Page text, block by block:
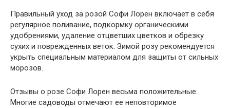
Правильный уход за розой Софи Лорен включает в себя
регулярное поливание, подкормку органическими
удобрениями, удаление отцветших цветков и обрезку
сухих и поврежденных веток. Зимой розу рекомендуется
укрыть специальным материалом для защиты от сильных
морозов.
Отзывы о розе Софи Лорен весьма положительные.
Многие садоводы отмечают ее неповторимое